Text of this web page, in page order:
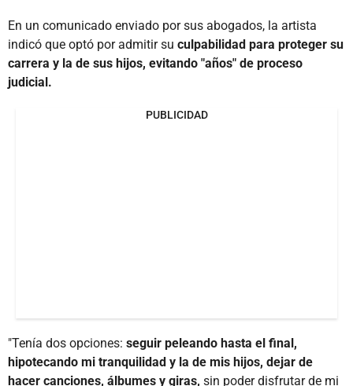
En un comunicado enviado por sus abogados, la artista
indicó que optó por admitir su culpabilidad para proteger su
carrera y la de sus hijos, evitando "años" de proceso
judicial.
PUBLICIDAD
"Tenía dos opciones: seguir peleando hasta el final,
hipotecando mi tranquilidad y la de mis hijos, dejar de
hacer canciones, álbumes y giras, sin poder disfrutar de mi